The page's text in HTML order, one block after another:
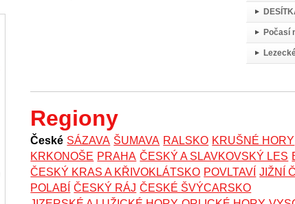
Počasí
Regiony
České SÁZAVA ŠUMAVA RALSKO KRUŠNÉ HORY
KRKONOŠE PRAHA ČESKÝ A SLAVKOVSKÝ LES
ČESKÝ KRAS A KŘIVOKLÁTSKO POVLTAVÍ JIŽNÍ
POLABÍ
ČESKÝ RÁJ ČESKÉ ŠVÝCARSKO